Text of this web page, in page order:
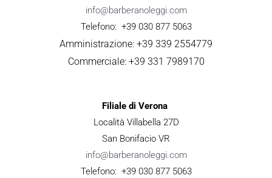
info@barberanoleggi.com
Telefono: +39 030 877 5063
Amministrazione: +39 339 2554779
Commerciale: +39 331 7989170
Filiale di Verona
Località Villabella 27D
San Bonifacio VR
info@barberanoleggi.com
Telefono: +39 030 877 5063